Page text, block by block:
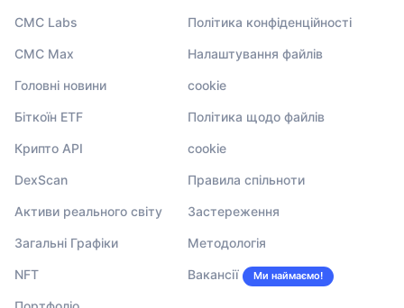
CMC Labs
CMC Max
Головні новини
Біткоїн ETF
Крипто API
DexScan
Активи реального світу
Загальні Графіки
NFT
Політика конфіденційності
Налаштування файлів
cookie
Політика щодо файлів
cookie
Правила спільноти
Застереження
Методологія
Вакансії Ми наймаємо!